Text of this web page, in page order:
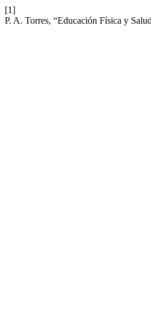
[1]
P. A. Torres, “Educación Física y